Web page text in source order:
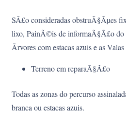
SÃ£o consideradas obstruÃ§Ãµes
lixo, PainÃ©is de informaÃ§Ã£o do
Ãrvores com estacas azuis e as
Terreno em reparaÃ§Ã£o
Todas as zonas do percurso
branca ou estacas azuis.